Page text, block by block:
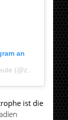
an
ist die